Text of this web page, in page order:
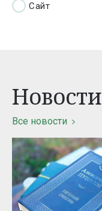
Сайт
Новости
Все новости